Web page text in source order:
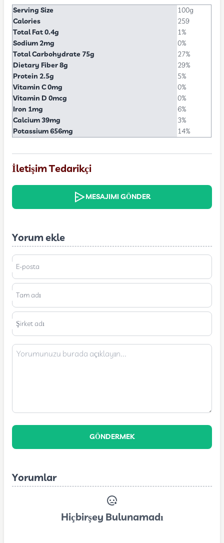
Serving Size
100g
Calories
259
Total Fat 0.4g
1%
Sodium 2mg
0%
Total Carbohydrate 75g
27%
Dietary Fiber 8g
29%
Protein 2.5g
5%
Vitamin C 0mg
0%
Vitamin D 0mcg
0%
Iron 1mg
6%
Calcium 39mg
3%
Potassium 656mg
14%
İletişim Tedarikçi
MESAJIMI GÖNDER
Yorum ekle
E-posta
Tam adı
Şirket adı
GÖNDERMEK
Yorumlar
Hiçbirşey Bulunamadı